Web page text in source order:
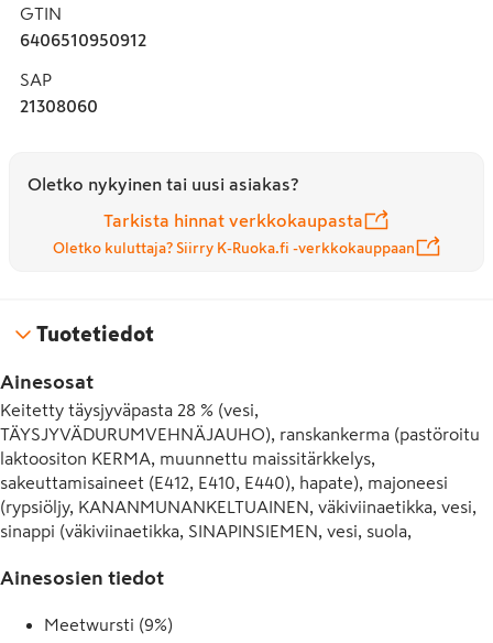
GTIN
6406510950912
SAP
21308060
Oletko nykyinen tai uusi asiakas?
Tarkista hinnat verkkokaupasta
Oletko kuluttaja? Siirry K-Ruoka.fi -verkkokauppaan
Tuotetiedot
Ainesosat
Keitetty täysjyväpasta 28 % (vesi,
TÄYSJYVÄDURUMVEHNÄJAUHO), ranskankerma (pastöroitu
laktoositon KERMA, muunnettu maissitärkkelys,
sakeuttamisaineet (E412, E410, E440), hapate), majoneesi
(rypsiöljy, KANANMUNANKELTUAINEN, väkiviinaetikka, vesi,
sinappi (väkiviinaetikka, SINAPINSIEMEN, vesi, suola,
meetvursti 9 % (porsaanliha (Suomi), silava, suola,
(valkopippuri, kardemumma), aromi, hapettumisenestoaine
Ainesosien tiedot
Meetwursti (9%)